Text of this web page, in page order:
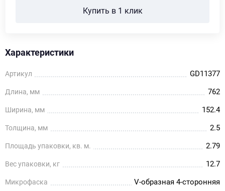
Купить в 1 клик
Характеристики
Артикул GD11377
Длина, мм 762
Ширина, мм 152.4
Толщина, мм 2.5
Площадь упаковки, кв. м. 2.79
Вес упаковки, кг 12.7
Микрофаска V-образная 4-сторонняя